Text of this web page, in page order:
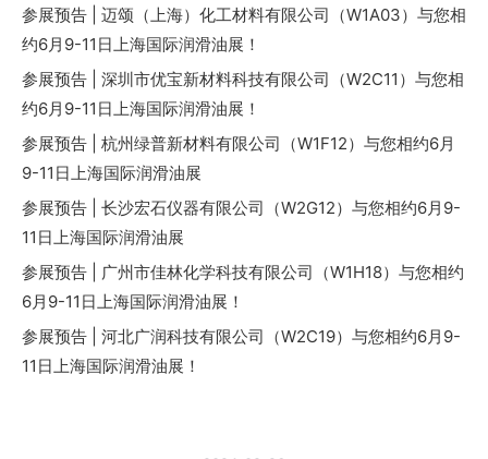
参展预告 | 迈颂（上海）化工材料有限公司（W1A03）与您相
约6月9-11日上海国际润滑油展！
参展预告 | 深圳市优宝新材料科技有限公司（W2C11）与您相
约6月9-11日上海国际润滑油展！
参展预告 | 杭州绿普新材料有限公司（W1F12）与您相约6月
9-11日上海国际润滑油展
参展预告 | 长沙宏石仪器有限公司（W2G12）与您相约6月9-
11日上海国际润滑油展
参展预告 | 广州市佳林化学科技有限公司（W1H18）与您相约
6月9-11日上海国际润滑油展！
参展预告 | 河北广润科技有限公司（W2C19）与您相约6月9-
11日上海国际润滑油展！